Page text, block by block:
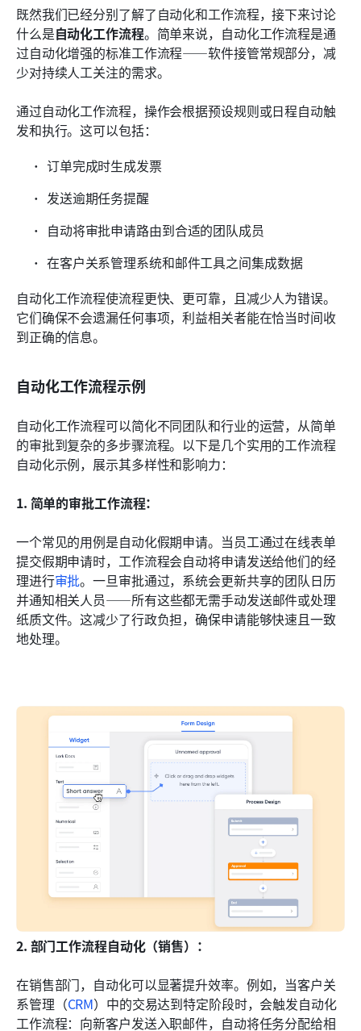
既然我们已经分别了解了自动化和工作流程，接下来讨论
什么是自动化工作流程。简单来说，自动化工作流程是通
过自动化增强的标准工作流程——软件接管常规部分，减
少对持续人工关注的需求。
通过自动化工作流程，操作会根据预设规则或日程自动触
发和执行。这可以包括：
订单完成时生成发票
发送逾期任务提醒
自动将审批申请路由到合适的团队成员
在客户关系管理系统和邮件工具之间集成数据
自动化工作流程使流程更快、更可靠，且减少人为错误。
它们确保不会遗漏任何事项，利益相关者能在恰当时间收
到正确的信息。
自动化工作流程示例
自动化工作流程可以简化不同团队和行业的运营，从简单
的审批到复杂的多步骤流程。以下是几个实用的工作流程
自动化示例，展示其多样性和影响力：
1. 简单的审批工作流程：
一个常见的用例是自动化假期申请。当员工通过在线表单
提交假期申请时，工作流程会自动将申请发送给他们的经
理进行审批。一旦审批通过，系统会更新共享的团队日历
并通知相关人员——所有这些都无需手动发送邮件或处理
纸质文件。这减少了行政负担，确保申请能够快速且一致
地处理。
2. 部门工作流程自动化（销售）：
在销售部门，自动化可以显著提升效率。例如，当客户关
系管理（CRM）中的交易达到特定阶段时，会触发自动化
工作流程：向新客户发送入职邮件，自动将任务分配给相